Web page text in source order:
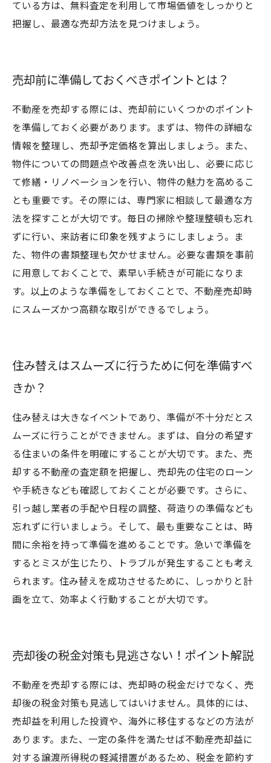
ている方は、無料査定を利用して市場価値をしっかりと
把握し、最適な売却方法を見つけましょう。
売却前に準備しておくべきポイントとは？
不動産を売却する際には、売却前にいくつかのポイント
を準備しておく必要があります。まずは、物件の詳細な
情報を整理し、売却予定価格を算出しましょう。また、
物件についての問題点や改善点を洗い出し、必要に応じ
て修繕・リノベーションを行い、物件の魅力を高めるこ
とも重要です。その際には、専門家に相談して最適な方
法を探すことが大切です。毎日の掃除や整理整頓も忘れ
ずに行い、来訪者に印象を残すようにしましょう。ま
た、物件の書類整理も欠かせません。必要な書類を事前
に用意しておくことで、素早い手続きが可能になりま
す。以上のような準備をしておくことで、不動産売却時
にスムーズかつ高額な取引ができるでしょう。
住み替えはスムーズに行うために何を準備すべ
きか？
住み替えは大きなイベントであり、準備が不十分だとス
ムーズに行うことができません。まずは、自分の希望す
る住まいの条件を明確にすることが大切です。また、売
却する不動産の査定額を把握し、売却先の住宅のローン
や手続きなども確認しておくことが必要です。さらに、
引っ越し業者の手配や日程の調整、荷造りの準備なども
忘れずに行いましょう。そして、最も重要なことは、時
間に余裕を持って準備を進めることです。急いで準備を
するとミスが生じたり、トラブルが発生することも考え
られます。住み替えを成功させるために、しっかりと計
画を立て、効率よく行動することが大切です。
売却後の税金対策も見逃さない！ポイント解説
不動産を売却する際には、売却時の税金だけでなく、売
却後の税金対策も見逃してはいけません。具体的には、
売却益を利用した投資や、海外に移住するなどの方法が
あります。また、一定の条件を満たせば不動産売却益に
対する譲渡所得税の軽減措置があるため、税金を節約す